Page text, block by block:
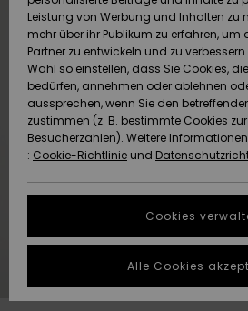
Snow
Brandneu
Highlights
Snow
Brandneu
Highlights
Community
Highlights
Community
DOPPELTER
RABATT
HILFE & KONTAKT
Geschenkkarte
Quiksilver
Freedom
Datenschutz
Starten Sie eine
Unterhaltung,
schnellste
Antwort auf Ihre
Frage zu
NACHHALTIGKEIT
WUNSCHLISTE
Leistung von Werbung und Inhalten zu
mehr über ihr Publikum zu erfahren, um
Partner zu entwickeln und zu
Wahl so einstellen, dass Sie Cookies,
bedürfen, annehmen oder ablehnen
aussprechen, wenn Sie den
zustimmen (z. B. bestimmte Cookies
Besucherzahlen). Weitere
: Cookie-Richtlinie und
Cookies
Alle Cookies